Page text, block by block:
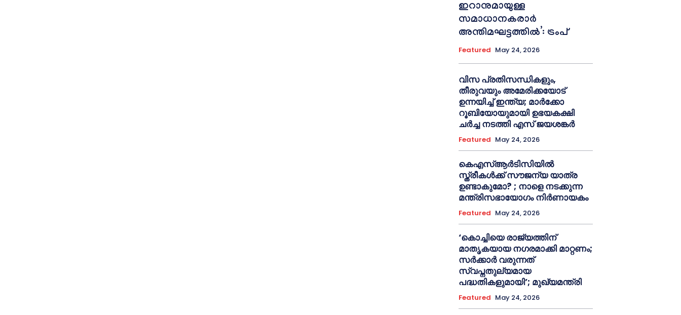
ഇറാനുമായുള്ള
സമാധാനകരാർ
അന്തിമഘട്ടത്തിൽ‌’: ട്രംപ്
Featured May 24, 2026
വിസ പ്രതിസന്ധികളും,
തീരുവയും അമേരിക്കയോട്
ഉന്നയിച്ച് ഇന്ത്യ; മാർക്കോ
റൂബിയോയുമായി ഉഭയകക്ഷി
ചർച്ച നടത്തി എസ് ജയശങ്കർ
Featured May 24, 2026
കെഎസ്ആർടിസിയിൽ
സ്ത്രീകൾക്ക് സൗജന്യ യാത്ര
ഉണ്ടാകുമോ? ; നാളെ നടക്കുന്ന
മന്ത്രിസഭായോഗം നിർണായകം
Featured May 24, 2026
‘കൊച്ചിയെ രാജ്യത്തിന്
മാതൃകയായ നഗരമാക്കി മാറ്റണം;
സർക്കാർ വരുന്നത്
സ്വപ്നതുല്യമായ
പദ്ധതികളുമായി’; മുഖ്യമന്ത്രി
Featured May 24, 2026